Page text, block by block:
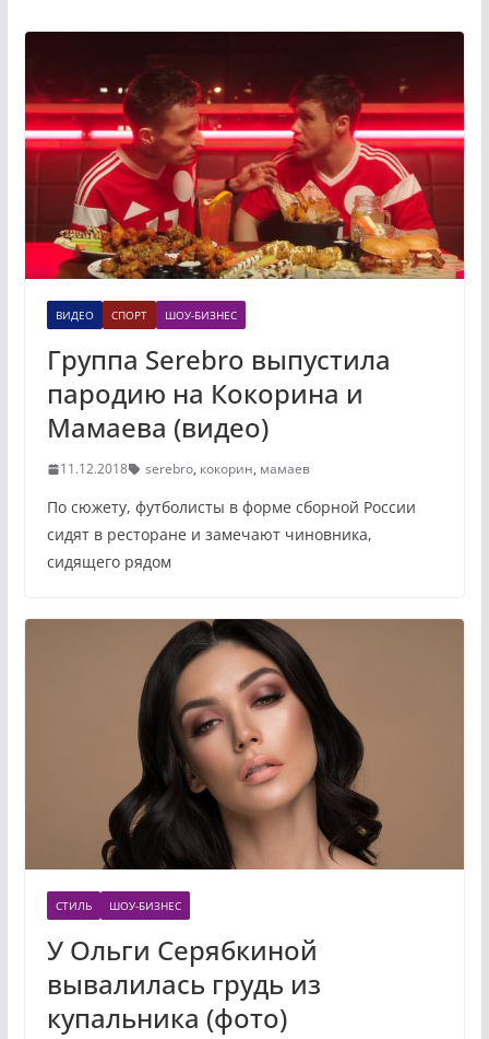
ВИДЕО СПОРТ ШОУ-БИЗНЕС
Группа Serebro выпустила
пародию на Кокорина и
Мамаева (видео)
11.12.2018 serebro, кокорин, мамаев
По сюжету, футболисты в форме сборной России
сидят в ресторане и замечают чиновника,
сидящего рядом
СТИЛЬ ШОУ-БИЗНЕС
У Ольги Серябкиной
вывалилась грудь из
купальника (фото)